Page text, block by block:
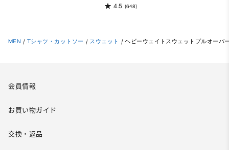
4.5 (648)
MEN / Tシャツ・カットソー / スウェット / ヘビーウェイトスウェットプルオーバ
会員情報
お買い物ガイド
交換・返品